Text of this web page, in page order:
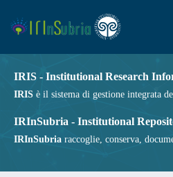
IRIS - Institutional Research
IRIS è il sistema di gestione integrata
IRInSubria - Institutional
IRInSubria raccoglie, conserva,